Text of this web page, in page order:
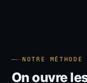
NOTRE MÉTHODE
On ouvre